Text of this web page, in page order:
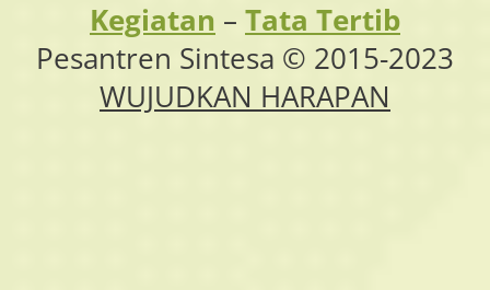
Kegiatan – Tata Tertib
Pesantren Sintesa © 2015-2023
WUJUDKAN HARAPAN